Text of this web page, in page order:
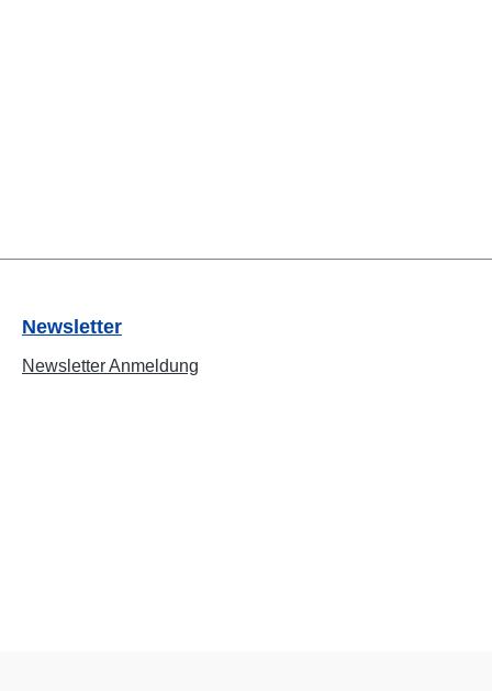
Newsletter
Newsletter Anmeldung